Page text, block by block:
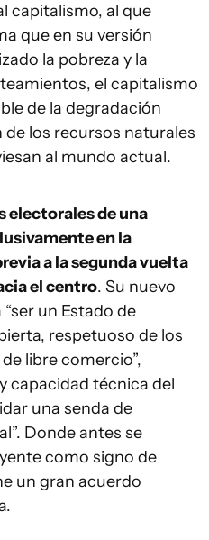
capitalismo, al que
que en su versión
la pobreza y la
el capitalismo
de la degradación
los recursos naturales
al mundo actual.
electorales de una
en la
a la segunda vuelta
el centro. Su nuevo
un Estado de
respetuoso de los
libre comercio”,
capacidad técnica del
una senda de
Donde antes se
como signo de
un gran acuerdo